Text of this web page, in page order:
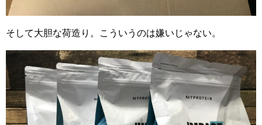
そして大胆な荷造り。こういうのは嫌いじゃない。